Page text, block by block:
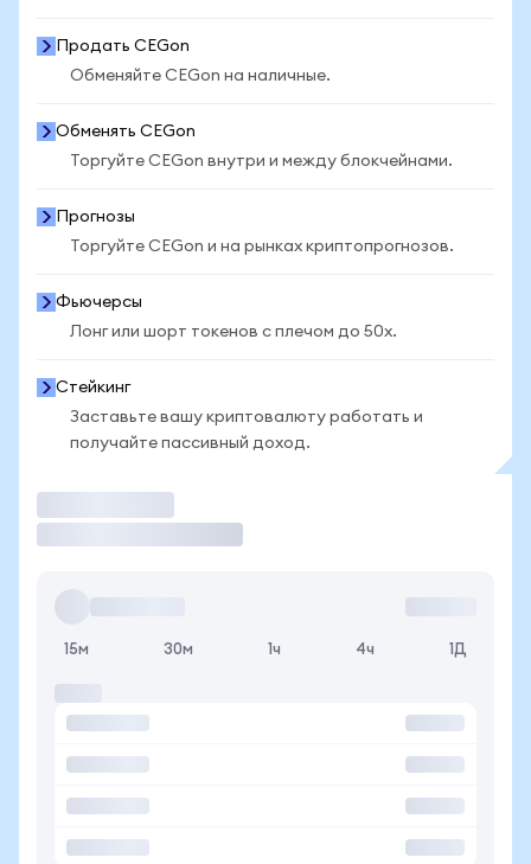
Продать CEGon
Обменяйте CEGon на наличные.
Обменять CEGon
Торгуйте CEGon внутри и между блокчейнами.
Прогнозы
Торгуйте CEGon и на рынках криптопрогнозов.
Фьючерсы
Лонг или шорт токенов с плечом до 50x.
Стейкинг
Заставьте вашу криптовалюту работать и
получайте пассивный доход.
15м 30м 1ч 4ч 1Д